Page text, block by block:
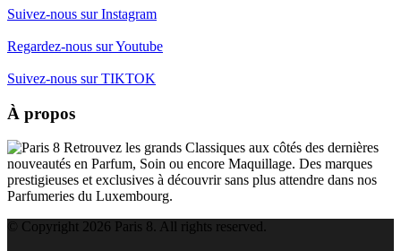
Suivez-nous sur Instagram
Regardez-nous sur Youtube
Suivez-nous sur TIKTOK
À propos
Retrouvez les grands Classiques aux côtés des dernières
nouveautés en Parfum, Soin ou encore Maquillage. Des marques
prestigieuses et exclusives à découvrir sans plus attendre dans nos
Parfumeries du Luxembourg.
© Copyright 2026 Paris 8. All rights reserved.